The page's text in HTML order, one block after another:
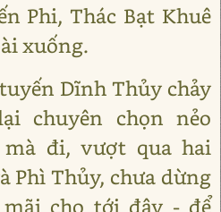
Phi, Thác Bạt Khuê
xuống.
Dĩnh Thủy chảy
chuyên chọn nẻo
đi, vượt qua hai
Phì Thủy, chưa dừng
cho tới đây - để